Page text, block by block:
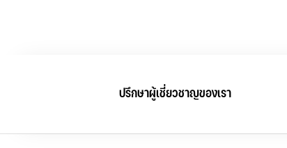
ปรึกษาผู้เชี่ยวชาญของเรา